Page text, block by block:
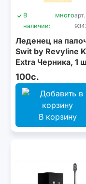
В
наличии:
многоарт.
Леденец на
Swit by Revyline
Extra Черника, 1
100с.
В корзину